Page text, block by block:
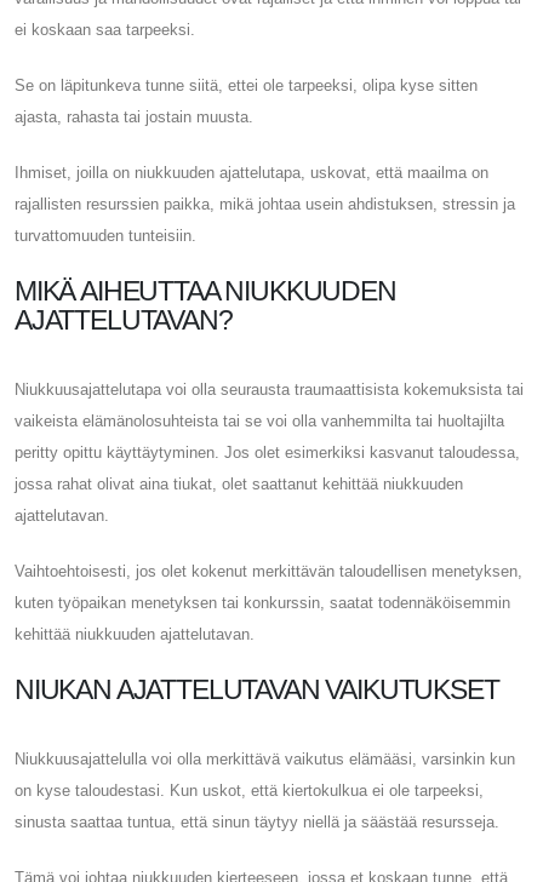
ei koskaan saa tarpeeksi.
Se on läpitunkeva tunne siitä, ettei ole tarpeeksi, olipa kyse sitten
ajasta, rahasta tai jostain muusta.
Ihmiset, joilla on niukkuuden ajattelutapa, uskovat, että maailma on
rajallisten resurssien paikka, mikä johtaa usein ahdistuksen, stressin ja
turvattomuuden tunteisiin.
MIKÄ AIHEUTTAA NIUKKUUDEN
AJATTELUTAVAN?
Niukkuusajattelutapa voi olla seurausta traumaattisista kokemuksista tai
vaikeista elämänolosuhteista tai se voi olla vanhemmilta tai huoltajilta
peritty opittu käyttäytyminen. Jos olet esimerkiksi kasvanut taloudessa,
jossa rahat olivat aina tiukat, olet saattanut kehittää niukkuuden
ajattelutavan.
Vaihtoehtoisesti, jos olet kokenut merkittävän taloudellisen menetyksen,
kuten työpaikan menetyksen tai konkurssin, saatat todennäköisemmin
kehittää niukkuuden ajattelutavan.
NIUKAN AJATTELUTAVAN VAIKUTUKSET
Niukkuusajattelulla voi olla merkittävä vaikutus elämääsi, varsinkin kun
on kyse taloudestasi. Kun uskot, että kiertokulkua ei ole tarpeeksi,
sinusta saattaa tuntua, että sinun täytyy niellä ja säästää resursseja.
Tämä voi johtaa niukkuuden kierteeseen, jossa et koskaan tunne, että